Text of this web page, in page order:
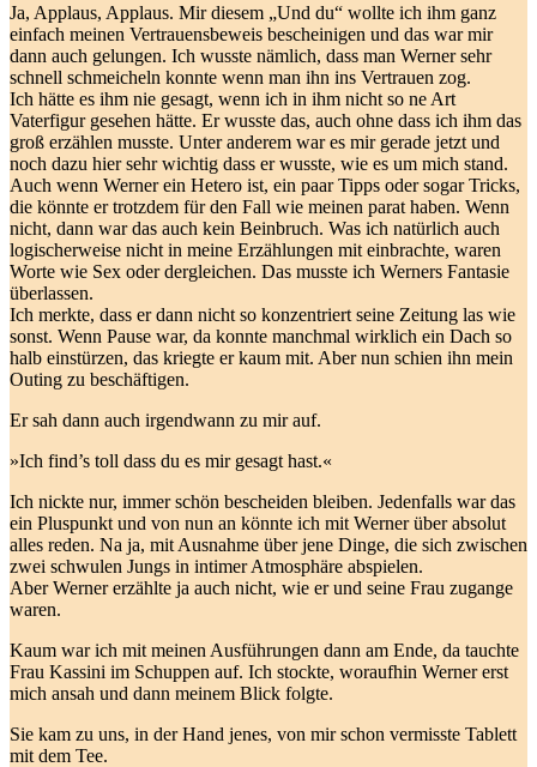
Ja, Applaus, Applaus. Mir diesem „Und du“ wollte ich ihm ganz
einfach meinen Vertrauensbeweis bescheinigen und das war mir
dann auch gelungen. Ich wusste nämlich, dass man Werner sehr
schnell schmeicheln konnte wenn man ihn ins Vertrauen zog.
Ich hätte es ihm nie gesagt, wenn ich in ihm nicht so ne Art
Vaterfigur gesehen hätte. Er wusste das, auch ohne dass ich ihm das
groß erzählen musste. Unter anderem war es mir gerade jetzt und
noch dazu hier sehr wichtig dass er wusste, wie es um mich stand.
Auch wenn Werner ein Hetero ist, ein paar Tipps oder sogar Tricks,
die könnte er trotzdem für den Fall wie meinen parat haben. Wenn
nicht, dann war das auch kein Beinbruch. Was ich natürlich auch
logischerweise nicht in meine Erzählungen mit einbrachte, waren
Worte wie Sex oder dergleichen. Das musste ich Werners Fantasie
überlassen.
Ich merkte, dass er dann nicht so konzentriert seine Zeitung las wie
sonst. Wenn Pause war, da konnte manchmal wirklich ein Dach so
halb einstürzen, das kriegte er kaum mit. Aber nun schien ihn mein
Outing zu beschäftigen.
Er sah dann auch irgendwann zu mir auf.
»Ich find’s toll dass du es mir gesagt hast.«
Ich nickte nur, immer schön bescheiden bleiben. Jedenfalls war das
ein Pluspunkt und von nun an könnte ich mit Werner über absolut
alles reden. Na ja, mit Ausnahme über jene Dinge, die sich zwischen
zwei schwulen Jungs in intimer Atmosphäre abspielen.
Aber Werner erzählte ja auch nicht, wie er und seine Frau zugange
waren.
Kaum war ich mit meinen Ausführungen dann am Ende, da tauchte
Frau Kassini im Schuppen auf. Ich stockte, woraufhin Werner erst
mich ansah und dann meinem Blick folgte.
Sie kam zu uns, in der Hand jenes, von mir schon vermisste Tablett
mit dem Tee.